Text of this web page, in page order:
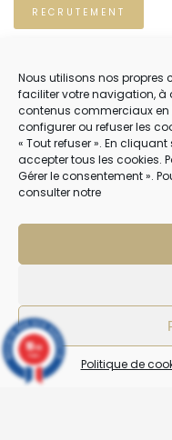
Nous utilisons nos propres
faciliter votre navigation, à
contenus commerciaux en
configurer ou refuser les
« Tout refuser ». En
accepter tous les cookies.
Gérer le consentement ».
consulter notre
Politique de
RECRUTEMENT
04
NOTRE SERVICE CLIENT EST
10/10
4 avis